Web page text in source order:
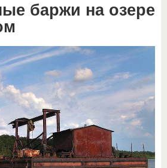
баржи на озере